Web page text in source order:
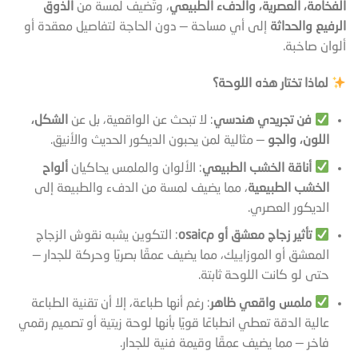
الفخامة، العصرية، والدفء الطبيعي، وتُضيف لمسة من الذوق
الرفيع والحداثة إلى أي مساحة — دون الحاجة لتفاصيل معقدة أو
ألوان صاخبة.
لماذا تختار هذه اللوحة؟
فن تجريدي هندسي: لا تبحث عن الواقعية، بل عن
الشكل،
اللون، والجو — مثالية لمن يحبون الديكور الحديث والأنيق.
أناقة الخشب الطبيعي: الألوان والملمس يحاكيان
ألواح
الخشب الطبيعية، مما يضيف لمسة من الدفء والطبيعة إلى
الديكور العصري.
تأثير زجاج معشق أو مosaic
: التكوين يشبه نقوش الزجاج
المعشق أو الموزاييك، مما يضيف عمقًا بصريًا وحركة للجدار —
حتى لو كانت اللوحة ثابتة.
ملمس واقعي ظاهر: رغم أنها طباعة، إلا أن تقنية الطباعة
عالية الدقة تعطي انطباعًا قويًا بأنها لوحة زيتية أو تصميم رقمي
فاخر — مما يضيف عمقًا وقيمة فنية للجدار.